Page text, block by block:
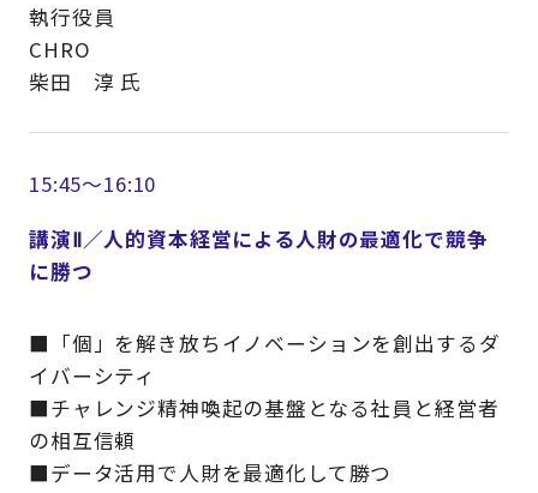
執行役員
CHRO
柴田 淳 氏
15:45～16:10
講演Ⅱ／人的資本経営による人財の最適化で競争
に勝つ
■「個」を解き放ちイノベーションを創出するダ
イバーシティ
■チャレンジ精神喚起の基盤となる社員と経営者
の相互信頼
■データ活用で人財を最適化して勝つ